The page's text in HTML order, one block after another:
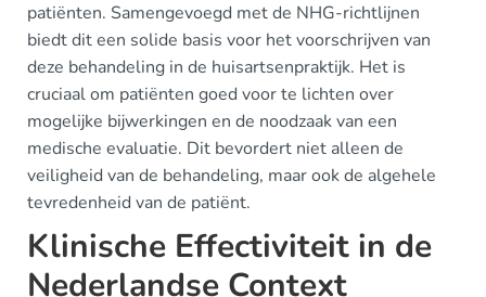
patiënten. Samengevoegd met de NHG-richtlijnen
biedt dit een solide basis voor het voorschrijven van
deze behandeling in de huisartsenpraktijk. Het is
cruciaal om patiënten goed voor te lichten over
mogelijke bijwerkingen en de noodzaak van een
medische evaluatie. Dit bevordert niet alleen de
veiligheid van de behandeling, maar ook de algehele
tevredenheid van de patiënt.
Klinische Effectiviteit in de
Nederlandse Context